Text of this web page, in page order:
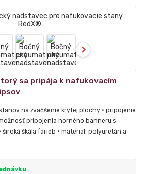
sa pripája k nafukovacím
na zväčšenie krytej plochy • pripojenie
pripojenia horného banneru s
škála farieb • materiál: polyuretán a